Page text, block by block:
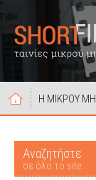
Η ΜΙΚΡΟΥ
Αναζητήστε
σε όλο το site